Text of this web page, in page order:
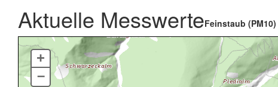
Aktuelle MesswerteFeinstaub (PM10)
+
–